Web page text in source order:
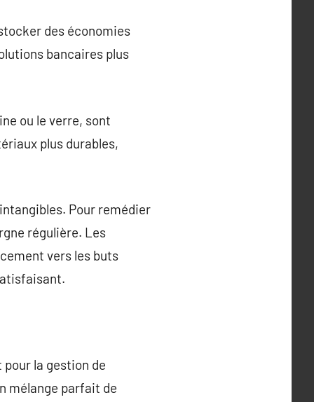
des économies
bancaires plus
ou le verre, sont
plus durables,
Pour remédier
régulière. Les
vers les buts
la gestion de
mélange parfait de